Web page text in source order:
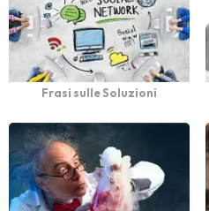
Frasi sulle Soluzioni